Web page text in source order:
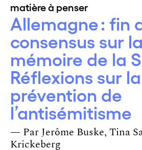
matière à penser
Allemagne : fin
consensus sur la
mémoire de la
Réflexions sur la
prévention de
l’antisémitisme
— Par Jerôme Buske Tina
Krickeberg